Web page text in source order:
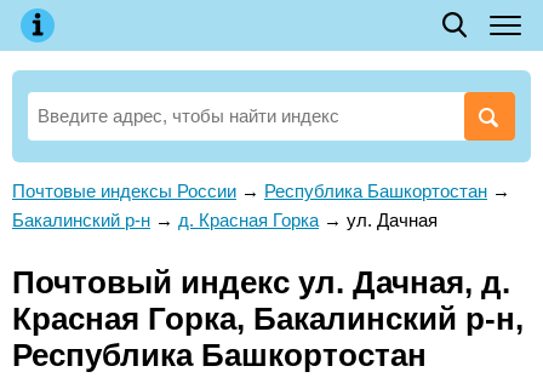
Почтовые индексы России → Республика Башкортостан →
Бакалинский р-н → д. Красная Горка → ул. Дачная
Почтовый индекс ул. Дачная, д.
Красная Горка, Бакалинский р-н,
Республика Башкортостан